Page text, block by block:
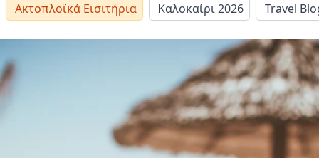
Ακτοπλοϊκά Εισιτήρια Καλοκαίρι 2026 Travel